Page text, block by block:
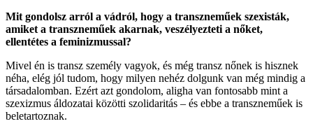
Mit gondolsz arról a vádról, hogy a transzneműek szexisták,
amiket a transzneműek akarnak, veszélyezteti a nőket,
ellentétes a feminizmussal?
Mivel én is transz személy vagyok, és még transz nőnek is hisznek
néha, elég jól tudom, hogy milyen nehéz dolgunk van még mindig a
társadalomban. Ezért azt gondolom, aligha van fontosabb mint a
szexizmus áldozatai közötti szolidaritás – és ebbe a transzneműek is
beletartoznak.